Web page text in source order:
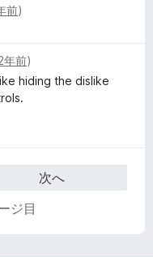
前)
年前)
hiding the dislike
次へ
ジ目